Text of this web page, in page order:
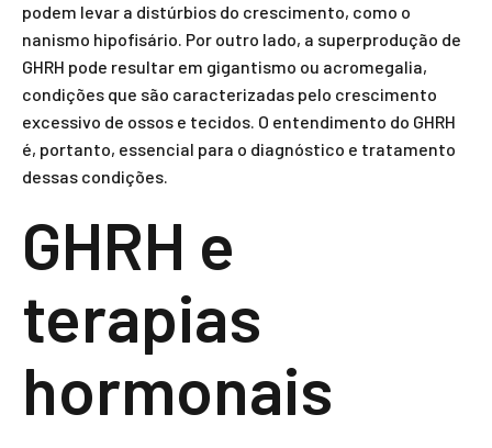
podem levar a distúrbios do crescimento, como o
nanismo hipofisário. Por outro lado, a superprodução de
GHRH pode resultar em gigantismo ou acromegalia,
condições que são caracterizadas pelo crescimento
excessivo de ossos e tecidos. O entendimento do GHRH
é, portanto, essencial para o diagnóstico e tratamento
dessas condições.
GHRH e
terapias
hormonais